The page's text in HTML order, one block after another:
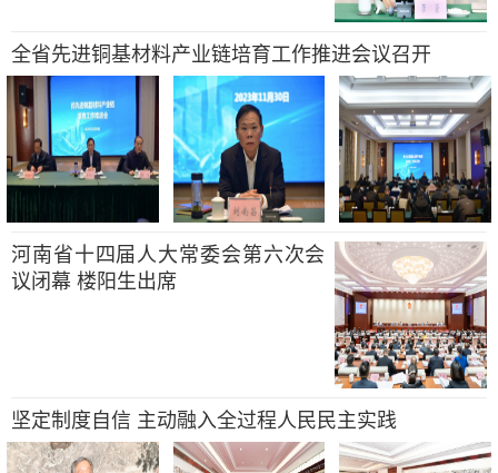
全省先进铜基材料产业链培育工作推进会议召开
河南省十四届人大常委会第六次会
议闭幕 楼阳生出席
坚定制度自信 主动融入全过程人民民主实践